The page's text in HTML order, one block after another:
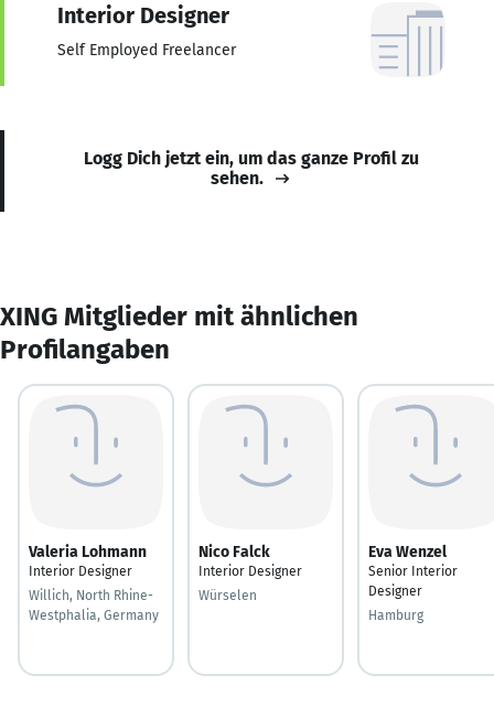
Interior Designer
Self Employed Freelancer
Logg Dich jetzt ein, um das ganze Profil zu
sehen.
XING Mitglieder mit ähnlichen
Profilangaben
Valeria Lohmann
Interior Designer
Willich, North Rhine-
Westphalia, Germany
Nico Falck
Interior Designer
Würselen
Eva Wenzel
Senior Interior
Designer
Hamburg